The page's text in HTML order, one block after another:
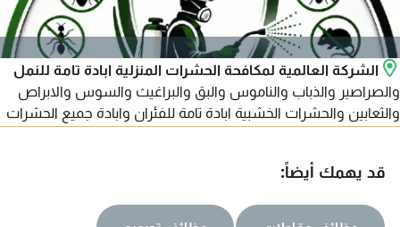
الشركة العالمية لمكافحة الحشرات المنزلية ابادة تامة للنمل
والصراصير والذباب والناموس والبق والبراغيث والسوس والابراص
والثعابين والحشرات الخشبية ابادة تامة للفئران وابادة جميع الحشرات
والكمبواندز والمصانع والشركات والقري السياحية والمطاعم
قد يهمك أيضاً: